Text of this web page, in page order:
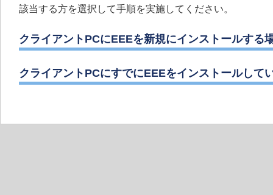
該当する方を選択して手順を実施してください。
クライアントPCにEEEを新規にインストールする
クライアントPCにすでにEEEをインストールして